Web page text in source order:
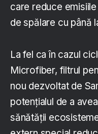
care reduce
de spălare cu până
La fel ca în cazul
Microfiber, filtrul
nou dezvoltat de
potențialul de a
sănătății